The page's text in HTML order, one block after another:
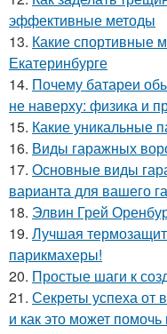
эффективные методы
13. Какие спортивные
Екатеринбурге
14. Почему батареи
не наверху: физика и
15. Какие уникальные
16. Виды гаражных
17. Основные виды
варианта для вашего
18. Элвин Грей
19. Лучшая
парикмахеры!
20. Простые шаги к
21. Секреты успеха от
и как это может